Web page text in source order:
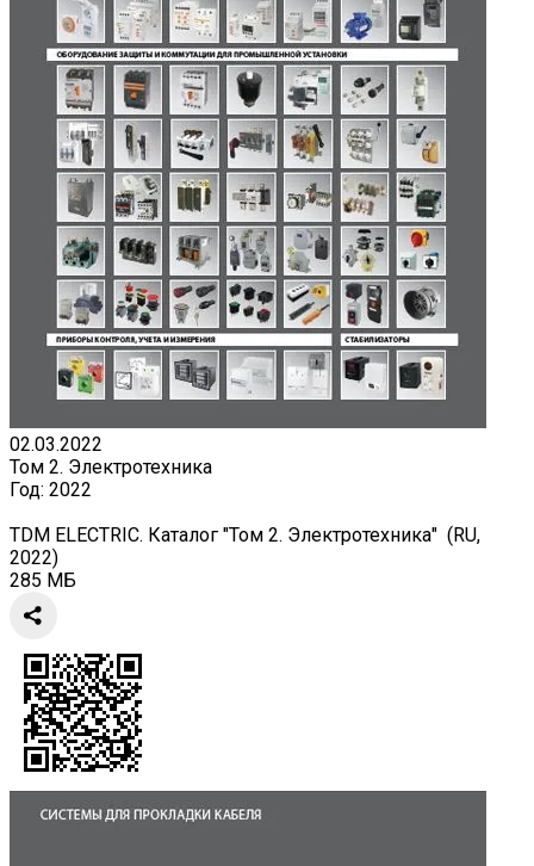
02.03.2022
Том 2. Электротехника
Год: 2022
TDM ELECTRIC. Каталог "Том 2. Электротехника" (RU,
2022)
285 МБ